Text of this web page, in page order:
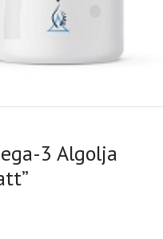
3 Algolja